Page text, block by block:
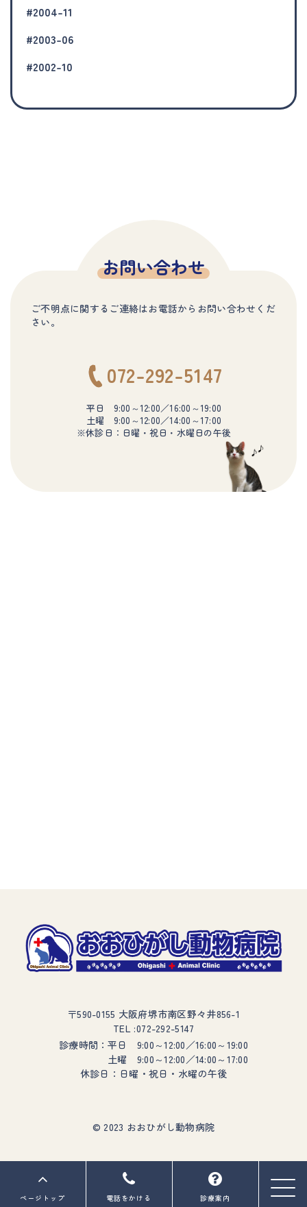
ページトップ 電話をかける 診療案内
#2004-11
#2003-06
#2002-10
お問い合わせ
ご不明点に関するご連絡はお電話からお問い合わせくだ
さい。
072-292-5147
平日 9:00～12:00／16:00～19:00
土曜 9:00～12:00／14:00～17:00
※休診日：日曜・祝日・水曜日の午後
〒590-0155 大阪府堺市南区野々井856-1
TEL :072-292-5147
診療時間：平日 9:00～12:00／16:00～19:00
土曜 9:00～12:00／14:00～17:00
休診日：日曜・祝日・水曜の午後
© 2023 おおひがし動物病院